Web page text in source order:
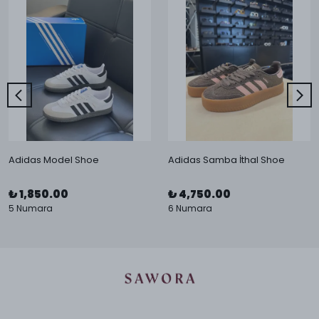
Adidas Model Shoe
₺ 1,850.00
5 Numara
Adidas Samba İthal Shoe
₺ 4,750.00
6 Numara